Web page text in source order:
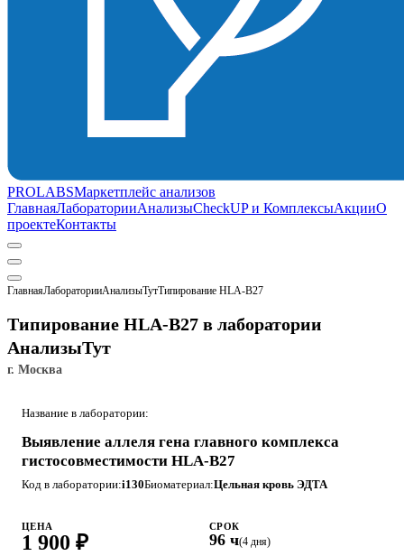
PROLABSМаркетплейс анализов
ГлавнаяЛабораторииАнализыCheckUP и КомплексыАкцииО
проектеКонтакты
ГлавнаяЛабораторииАнализыТутТипирование HLA-В27
Типирование HLA-В27 в лаборатории
АнализыТут
г. Москва
Название в лаборатории:
Выявление аллеля гена главного комплекса
гистосовместимости HLA-В27
Код в лаборатории:i130Биоматериал:Цельная кровь ЭДТА
ЦЕНА
1 900 ₽
СРОК
96 ч(4 дня)